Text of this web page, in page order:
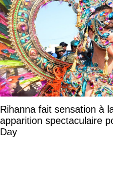
Rihanna fait sensation à
apparition spectaculaire
Day